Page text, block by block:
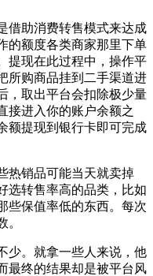
借助消费转售模式来达成
的额度各类商家那里下单
提现在此过程中，操作平
所购商品挂到二手渠道进
，取出平台会扣除极少量
接进入你的账户余额之
额提现到银行卡即可完成
热销品可能当天就卖掉
选转售率高的品类，比如
些保值率低的东西。每次
。
少。就拿一些人来说，他
最终的结果却是被平台风